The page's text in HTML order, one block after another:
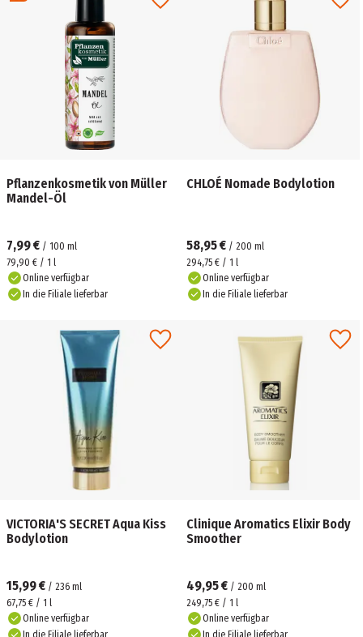
Pflanzenkosmetik von Müller
Mandel-Öl
7,99 € / 100 ml
79,90 € / 1 l
Online verfügbar
In die Filiale lieferbar
CHLOÉ Nomade Bodylotion
58,95 € / 200 ml
294,75 € / 1 l
Online verfügbar
In die Filiale lieferbar
VICTORIA'S SECRET Aqua Kiss
Bodylotion
15,99 € / 236 ml
67,75 € / 1 l
Online verfügbar
In die Filiale lieferbar
Clinique Aromatics Elixir Body
Smoother
49,95 € / 200 ml
249,75 € / 1 l
Online verfügbar
In die Filiale lieferbar